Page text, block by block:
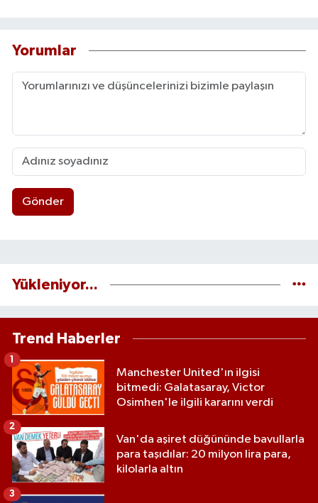
Yorumlar
Gönder
Yükleniyor...
Trend Haberler
Manchester United'ın ilgisi
bitmedi: Galatasaray, Victor
Osimhen'le ilgili kararını verdi
1
Van'da aşiret düğününde bavullarla
para taşıdılar: 20 milyon lira para,
kilolarla altın
2
3